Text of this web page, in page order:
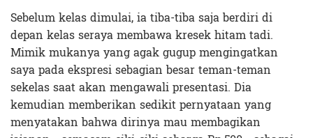
Sebelum kelas dimulai, ia tiba-tiba saja berdiri di
depan kelas seraya membawa kresek hitam tadi.
Mimik mukanya yang agak gugup mengingatkan
saya pada ekspresi sebagian besar teman-teman
sekelas saat akan mengawali presentasi. Dia
kemudian memberikan sedikit pernyataan yang
menyatakan bahwa dirinya mau membagikan